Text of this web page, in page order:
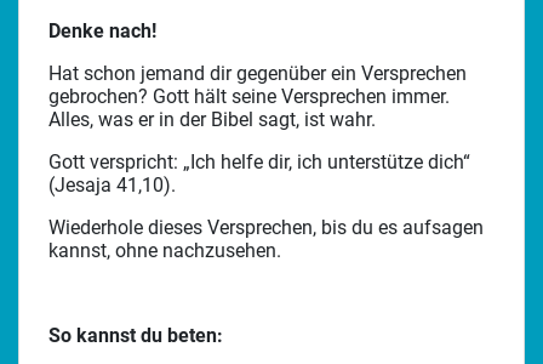
Denke nach!
Hat schon jemand dir gegenüber ein Versprechen
gebrochen? Gott hält seine Versprechen immer.
Alles, was er in der Bibel sagt, ist wahr.
Gott verspricht: „Ich helfe dir, ich unterstütze dich“
(Jesaja 41,10).
Wiederhole dieses Versprechen, bis du es aufsagen
kannst, ohne nachzusehen.
So kannst du beten: